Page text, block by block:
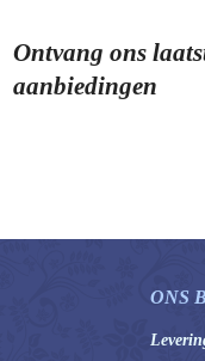
Ontvang ons
aanbiedingen
ONS